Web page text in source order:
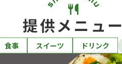
提供メニュー
食事 スイーツ ドリンク